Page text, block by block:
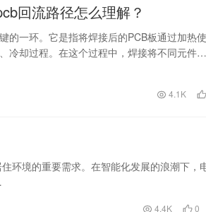
回流路径怎么理解？
的一环。它是指将焊接后的PCB板通过加热使
冷却过程。在这个过程中，焊接将不同元件，
4.1K
环境的重要需求。在智能化发展的浪潮下，
4.4K 0